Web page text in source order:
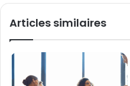
Articles similaires